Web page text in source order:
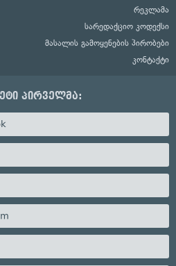
რეკლამა
სარედაქციო კოდექსი
მასალის გამოყენების პირობები
კონტაქტი
პირველმა: